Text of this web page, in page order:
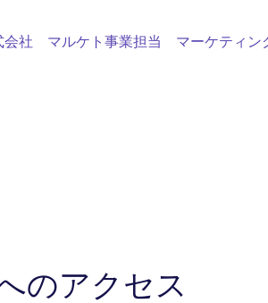
会社 マルケト事業担当 マーケティ
のアクセス